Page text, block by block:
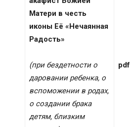
Матери в честь
иконы Её «Нечаянная
Радость»
(при бездетности о
даровании ребенка, о
вспоможении в родах,
о создании брака
детям, близким
pdf